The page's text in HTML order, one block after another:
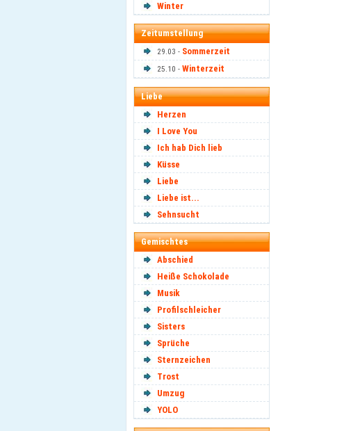
Winter
Zeitumstellung
29.03 - Sommerzeit
25.10 - Winterzeit
Liebe
Herzen
I Love You
Ich hab Dich lieb
Küsse
Liebe
Liebe ist...
Sehnsucht
Gemischtes
Abschied
Heiße Schokolade
Musik
Profilschleicher
Sisters
Sprüche
Sternzeichen
Trost
Umzug
YOLO